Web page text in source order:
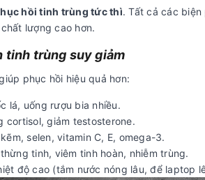
hồi tinh trùng tức thì. Tất cả các
lượng cao hơn.
tinh trùng suy giảm
phục hồi hiệu quả hơn:
lá, uống rượu bia nhiều.
cortisol, giảm testosterone.
selen, vitamin C, E, omega-3.
tinh, viêm tinh hoàn, nhiễm trùng.
độ cao (tắm nước nóng lâu, để laptop